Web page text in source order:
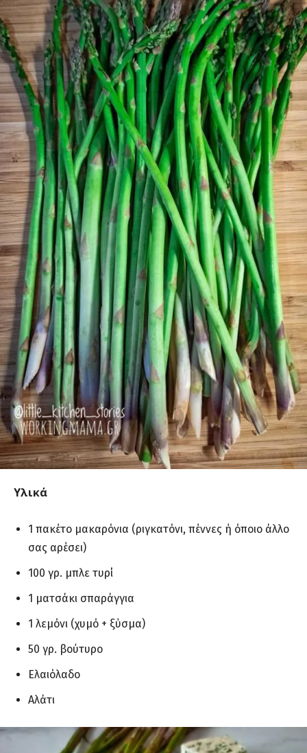
Υλικά
1 πακέτο μακαρόνια (ριγκατόνι, πέννες ή όποιο άλλο
σας αρέσει)
100 γρ. μπλε τυρί
1 ματσάκι σπαράγγια
1 λεμόνι (χυμό + ξύσμα)
50 γρ. βούτυρο
Ελαιόλαδο
Αλάτι